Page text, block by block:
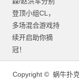
Copyright © 蜗牛扑